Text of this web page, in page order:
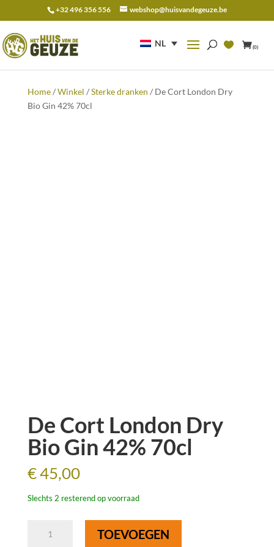
+32 496 356 556 webshop@huisvandegeuze.be
NL (0)
naar:
Home/Winkel /Sterke dranken / De Cort London Dry
Bio Gin 42% 70cl
De Cort London Dry
Bio Gin 42% 70cl
€45,00
Slechts 2 resterend op voorraad
TOEVOEGEN